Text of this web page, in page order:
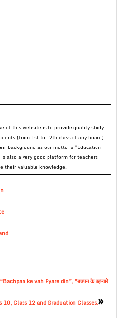
of this website is to provide quality study
(from 1st to 12th class of any board)
background as our motto is “Education
also a very good platform for teachers
their valuable knowledge.
ke vah Pyare din”, “बचपन के वहप्यारे
10, Class 12 and Graduation Classes.»